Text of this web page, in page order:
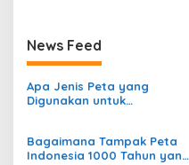
News Feed
Apa Jenis Peta yang
Digunakan untuk
Indonesia?
Bagaimana Tampak Peta
Indonesia 1000 Tahun yang